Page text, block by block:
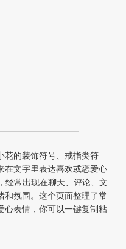
花的装饰符号、戒指类符
在文字里表达喜欢或恋爱心
经常出现在聊天、评论、文
氛围。这个页面整理了常
心表情，你可以一键复制粘